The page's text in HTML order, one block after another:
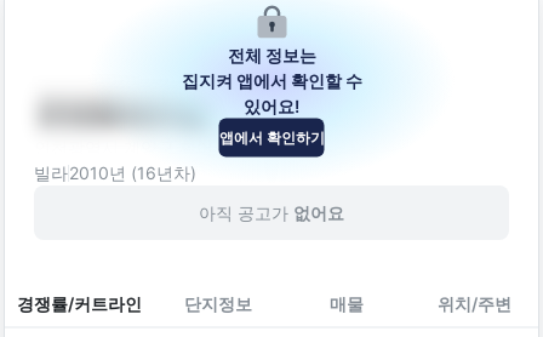
인천광역시 계양구 황어로134번길 6
빌라2010년 (16년차)
아직 공고가 없어요
경쟁률/커트라인 단지정보 매물 위치/주변
전체 정보는
집지켜 앱에서 확인할 수
있어요!
앱에서 확인하기